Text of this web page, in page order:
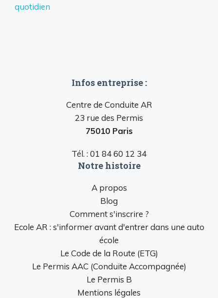
quotidien
Infos entreprise :
Centre de Conduite AR
23 rue des Permis
75010 Paris
Tél. : 01 84 60 12 34
Notre histoire
A propos
Blog
Comment s'inscrire ?
Ecole AR : s'informer avant d'entrer dans une auto
école
Le Code de la Route (ETG)
Le Permis AAC (Conduite Accompagnée)
Le Permis B
Mentions légales